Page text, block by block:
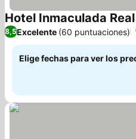
Hotel Inmaculada Real
8,5Excelente (60 puntuaciones)
Elige fechas para ver los